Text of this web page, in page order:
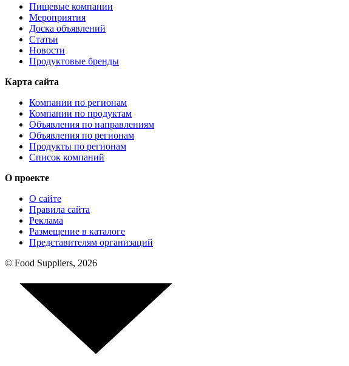
Пищевые компании
Мероприятия
Доска объявлений
Статьи
Новости
Продуктовые бренды
Карта сайта
Компании по регионам
Компании по продуктам
Объявления по направлениям
Объявления по регионам
Продукты по регионам
Список компаний
О проекте
О сайте
Правила сайта
Реклама
Размещение в каталоге
Представителям организаций
© Food Suppliers, 2026